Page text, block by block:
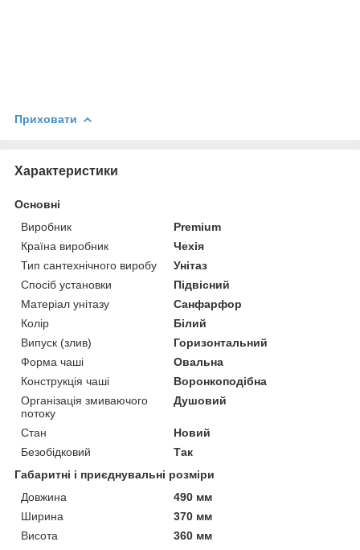
Приховати
Характеристики
Основні
Виробник
Premium
Країна виробник
Чехія
Тип сантехнічного виробу
Унітаз
Спосіб установки
Підвісний
Матеріал унітазу
Санфарфор
Колір
Білий
Випуск (злив)
Горизонтальний
Форма чаші
Овальна
Конструкція чаші
Воронкоподібна
Організація змиваючого
потоку
Душовий
Стан
Новий
Безобідковий
Так
Габаритні і приєднувальні розміри
Довжина
490 мм
Ширина
370 мм
Висота
360 мм